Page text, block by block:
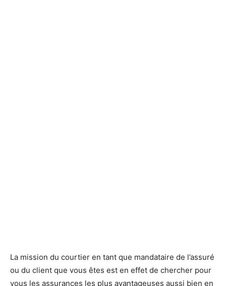
La mission du courtier en tant que mandataire de l’assuré
ou du client que vous êtes est en effet de chercher pour
vous les assurances les plus avantageuses aussi bien en